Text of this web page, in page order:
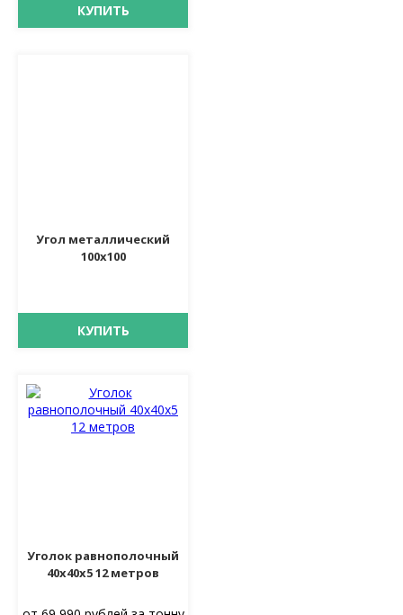
КУПИТЬ
Угол металлический
100х100
КУПИТЬ
Уголок равнополочный
40х40х5 12 метров